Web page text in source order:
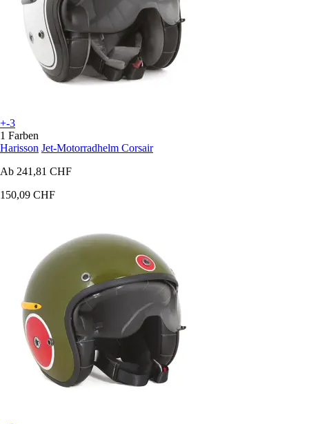
+-3
1 Farben
Harisson Jet-Motorradhelm Corsair
Ab 241,81 CHF
150,09 CHF